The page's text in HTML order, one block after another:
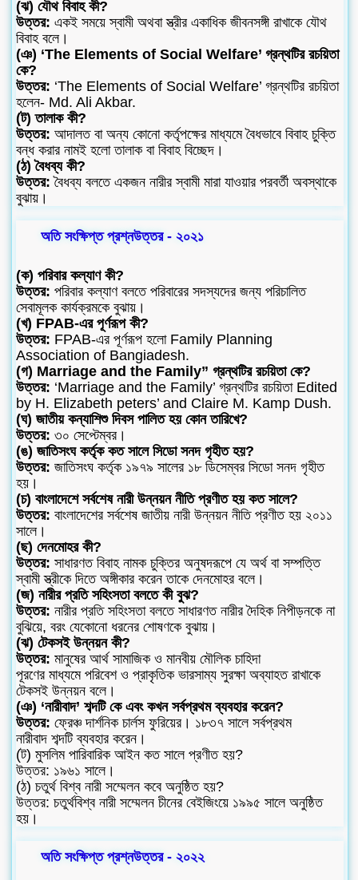
(ঝ) যৌথ বিবাহ কী?
উত্তর: একই সময়ে স্বামী অথবা স্ত্রীর একাধিক জীবনসঙ্গী রাখাকে যৌথ
বিবাহ বলে।
(ঞ) ‘The Elements of Social Welfare’ গ্রন্থটির রচয়িতা
কে?
উত্তর: ‘The Elements of Social Welfare’ গ্রন্থটির রচয়িতা
হলেন- Md. Ali Akbar.
(ট) তালাক কী?
উত্তর: আদালত বা অন্য কোনো কর্তৃপক্ষের মাধ্যমে বৈধভাবে বিবাহ চুক্তি
বন্ধ করার নামই হলো তালাক বা বিবাহ বিচ্ছেদ।
(ঠ) বৈধব্য কী?
উত্তর: বৈধব্য বলতে একজন নারীর স্বামী মারা যাওয়ার পরবর্তী অবস্থাকে
বুঝায়।
অতি সংক্ষিপ্ত প্রশ্নউত্তর - ২০২১
(ক) পরিবার কল্যাণ কী?
উত্তর: পরিবার কল্যাণ বলতে পরিবারের সদস্যদের জন্য পরিচালিত
সেবামূলক কার্যক্রমকে বুঝায়।
(খ) FPAB-এর পূর্ণরূপ কী?
উত্তর: FPAB-এর পূর্ণরূপ হলো Family Planning
Association of Bangiadesh.
(গ) Marriage and the Family” গ্রন্থটির রচয়িতা কে?
উত্তর: ‘Marriage and the Family’ গ্রন্থটির রচয়িতা Edited
by H. Elizabeth peters’ and Claire M. Kamp Dush.
(ঘ) জাতীয় কন্যাশিশু দিবস পালিত হয় কোন তারিখে?
উত্তর: ৩০ সেপ্টেম্বর।
(ঙ) জাতিসংঘ কর্তৃক কত সালে সিডো সনদ গৃহীত হয়?
উত্তর: জাতিসংঘ কর্তৃক ১৯৭৯ সালের ১৮ ডিসেম্বর সিডো সনদ গৃহীত
হয়।
(চ) বাংলাদেশে সর্বশেষ নারী উন্নয়ন নীতি প্রণীত হয় কত সালে?
উত্তর: বাংলাদেশের সর্বশেষ জাতীয় নারী উন্নয়ন নীতি প্রণীত হয় ২০১১
সালে।
(ছ) দেনমোহর কী?
উত্তর: সাধারণত বিবাহ নামক চুক্তির অনুষদরূপে যে অর্থ বা সম্পত্তি
স্বামী স্ত্রীকে দিতে অঙ্গীকার করেন তাকে দেনমোহর বলে।
(জ) নারীর প্রতি সহিংসতা বলতে কী বুঝ?
উত্তর: নারীর প্রতি সহিংসতা বলতে সাধারণত নারীর দৈহিক নিপীড়নকে না
বুঝিয়ে, বরং যেকোনো ধরনের শোষণকে বুঝায়।
(ঝ) টেকসই উন্নয়ন কী?
উত্তর: মানুষের আর্থ সামাজিক ও মানবীয় মৌলিক চাহিদা
পূরণের মাধ্যমে পরিবেশ ও প্রাকৃতিক ভারসাম্য সুরক্ষা অব্যাহত রাখাকে
টেকসই উন্নয়ন বলে।
(ঞ) ‘নারীবাদ’ শব্দটি কে এবং কখন সর্বপ্রথম ব্যবহার করেন?
উত্তর: ফ্রেঞ্চ দার্শনিক চার্লস ফুরিয়ের। ১৮৩৭ সালে সর্বপ্রথম
নারীবাদ শব্দটি ব্যবহার করেন।
(ট) মুসলিম পারিবারিক আইন কত সালে প্রণীত হয়?
উত্তর: ১৯৬১ সালে।
(ঠ) চতুর্থ বিশ্ব নারী সম্মেলন কবে অনুষ্ঠিত হয়?
উত্তর: চতুর্থবিশ্ব নারী সম্মেলন চীনের বেইজিংয়ে ১৯৯৫ সালে অনুষ্ঠিত
হয়।
অতি সংক্ষিপ্ত প্রশ্নউত্তর - ২০২২